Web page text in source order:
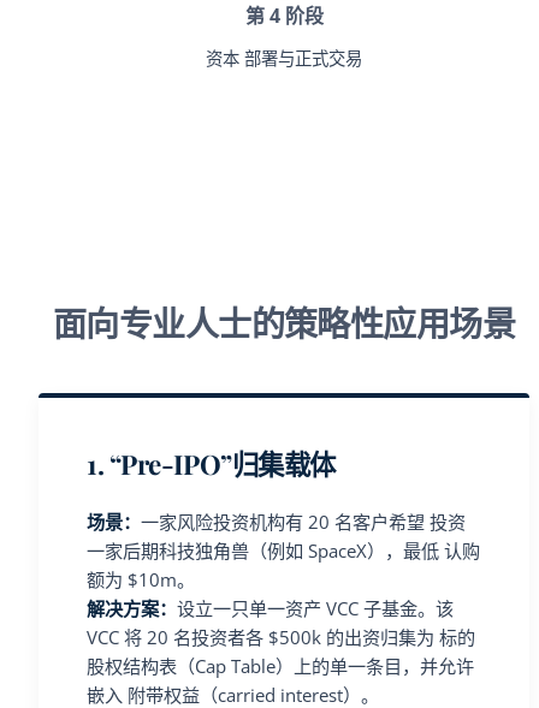
第 4 阶段
资本 部署与正式交易
面向专业人士的策略性应用场景
1. “Pre-IPO”归集载体
场景： 一家风险投资机构有 20 名客户希望 投资
一家后期科技独角兽（例如 SpaceX），最低 认购
额为 $10m。
解决方案： 设立一只单一资产 VCC 子基金。该
VCC 将 20 名投资者各 $500k 的出资归集为 标的
股权结构表（Cap Table）上的单一条目，并允许
嵌入 附带权益（carried interest）。